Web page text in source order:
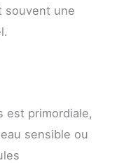
souvent une
est primordiale,
sensible ou